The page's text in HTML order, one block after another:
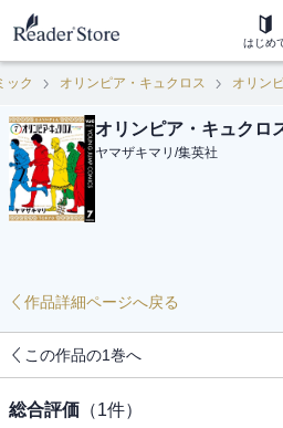
はじめ
ック オリンピア・キュクロス オリン
オリンピア・キュクロ
ヤマザキマリ /集英社
作品詳細ページへ戻る
この作品の1巻へ
総合評価 （1件）